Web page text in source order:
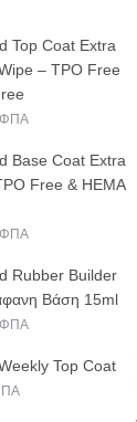
Top Coat Extra
– TPO Free
ΦΠΑ
Base Coat Extra
Free & HEMA
ΦΠΑ
Rubber Builder
Βάση 15ml
ΦΠΑ
Top Coat